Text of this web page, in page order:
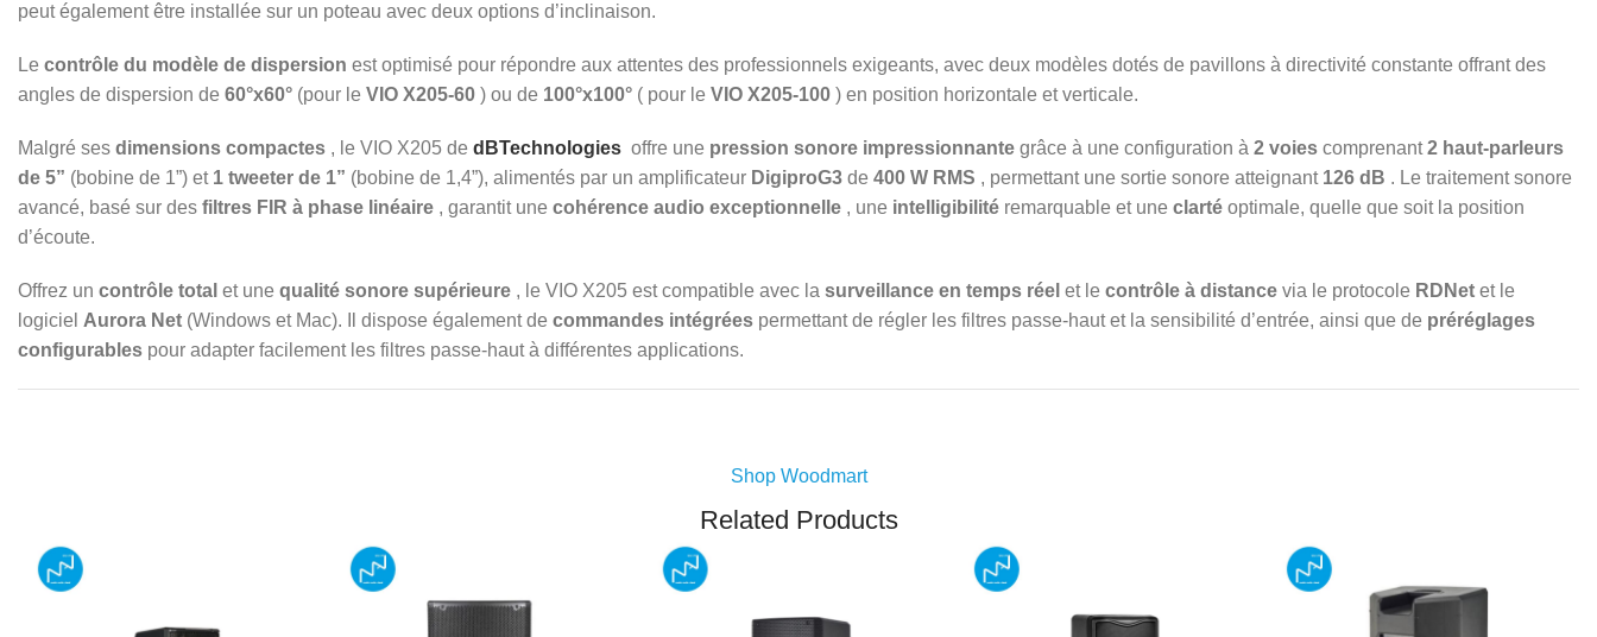
peut également être installée sur un poteau avec deux options d’inclinaison.
Le contrôle du modèle de dispersion est optimisé pour répondre aux attentes des professionnels exigeants, avec deux modèles dotés de pavillons à directivité constante offrant des
angles de dispersion de 60°x60° (pour le VIO X205-60 ) ou de 100°x100° ( pour le VIO X205-100 ) en position horizontale et verticale.
Malgré ses dimensions compactes , le VIO X205 de dBTechnologies offre une pression sonore impressionnante grâce à une configuration à 2 voies comprenant2 haut-parleurs
de 5” (bobine de 1”) et 1 tweeter de 1” (bobine de 1,4”), alimentés par un amplificateur DigiproG3 de 400 W RMS , permettant une sortie sonore atteignant 126 dB . Le traitement sonore
avancé, basé sur des filtres FIR à phase linéaire , garantit une cohérence audio exceptionnelle , une intelligibilité remarquable et une clarté optimale, quelle que soit la position
d’écoute.
Offrez un contrôle total et une qualité sonore supérieure , le VIO X205 est compatible avec la surveillance en temps réel et le contrôle à distance via le protocole RDNet et le
logiciel Aurora Net (Windows et Mac). Il dispose également de commandes intégrées permettant de régler les filtres passe-haut et la sensibilité d’entrée, ainsi que de préréglages
configurables pour adapter facilement les filtres passe-haut à différentes applications.
Shop Woodmart
Related Products